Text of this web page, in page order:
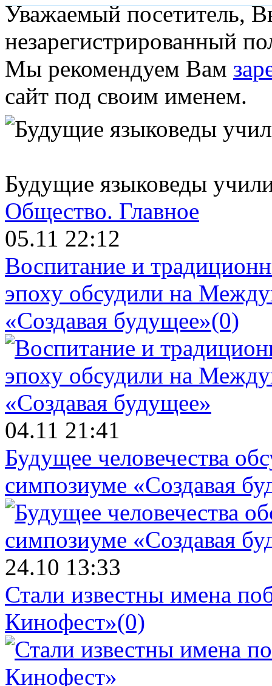
Уважаемый посетитель,
незарегистрированный
Мы рекомендуем Вам
сайт под своим именем.
Будущие языковеды
Общество. Главное
05.11 22:12
Воспитание и
эпоху обсудили на
«Создавая будущее»(0)
04.11 21:41
Будущее человечества
симпозиуме «Создавая
24.10 13:33
Стали известны имена
Кинофест»(0)